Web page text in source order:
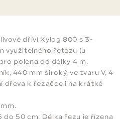
dříví Xylog 800 s 3-
využitelného řetězu (u
polena do délky 4 m.
440 mm široký, ve tvaru V, 4
dřeva k řezačce i na krátké
do 50 cm. Délka řezu je řízena